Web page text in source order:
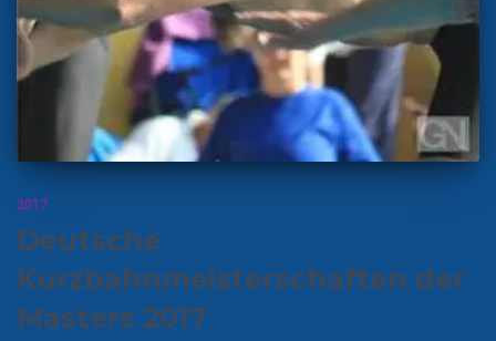
2017
Deutsche
Kurzbahnmeisterschaften der
Masters 2017